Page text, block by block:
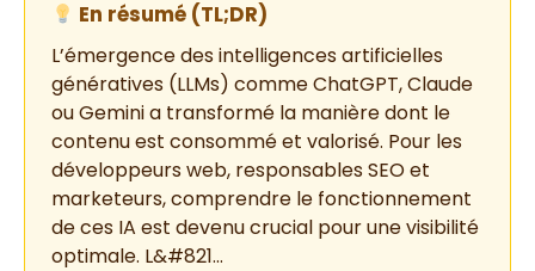
En résumé (TL;DR)
L’émergence des intelligences artificielles
génératives (LLMs) comme ChatGPT, Claude
ou Gemini a transformé la manière dont le
contenu est consommé et valorisé. Pour les
développeurs web, responsables SEO et
marketeurs, comprendre le fonctionnement
de ces IA est devenu crucial pour une visibilité
optimale. L&#821…